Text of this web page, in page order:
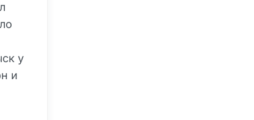
у
и